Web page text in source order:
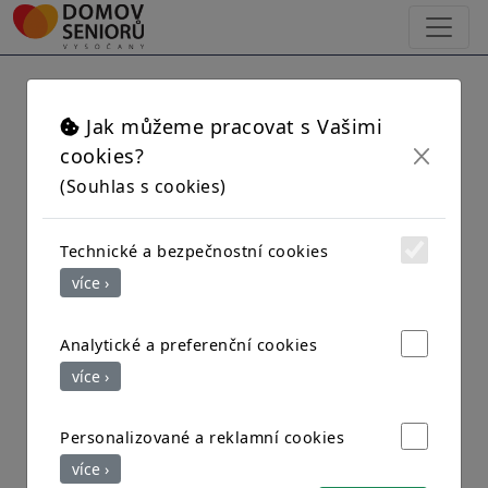
Strava na pokojích z
technických důvodů
Vážené rodiny,
dnech 20.10.2025 a 21.10.2025 bude provoz
kuchyně a jídelny pro klienty dočasně omezen.
Klientům Domova bude podávána strava na
pokojích. Strava částečně bude dovážena z
jiného domova po dobu 2 dnů.
×
Jak můžeme pracovat s Vašimi
cookies?
(Souhlas s cookies)
Technické a bezpečnostní cookies
více ›
Analytické a preferenční cookies
více ›
Personalizované a reklamní cookies
více ›